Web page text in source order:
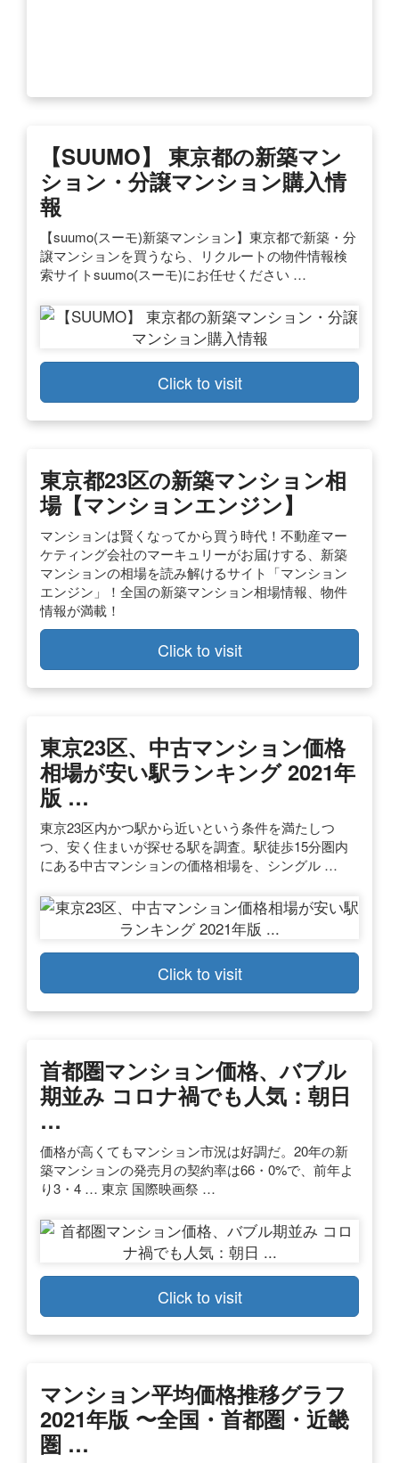
【SUUMO】 東京都の新築マン
ション・分譲マンション購入情
報
【suumo(スーモ)新築マンション】東京都で新築・分
譲マンションを買うなら、リクルートの物件情報検
索サイトsuumo(スーモ)にお任せください …
Click to visit
東京都23区の新築マンション相
場【マンションエンジン】
マンションは賢くなってから買う時代！不動産マー
ケティング会社のマーキュリーがお届けする、新築
マンションの相場を読み解けるサイト「マンション
エンジン」！全国の新築マンション相場情報、物件
情報が満載！
Click to visit
東京23区、中古マンション価格
相場が安い駅ランキング 2021年
版 …
東京23区内かつ駅から近いという条件を満たしつ
つ、安く住まいが探せる駅を調査。駅徒歩15分圏内
にある中古マンションの価格相場を、シングル …
Click to visit
首都圏マンション価格、バブル
期並み コロナ禍でも人気：朝日
…
価格が高くてもマンション市況は好調だ。20年の新
築マンションの発売月の契約率は66・0%で、前年よ
り3・4 … 東京 国際映画祭 …
Click to visit
マンション平均価格推移グラフ
2021年版 〜全国・首都圏・近畿
圏 …